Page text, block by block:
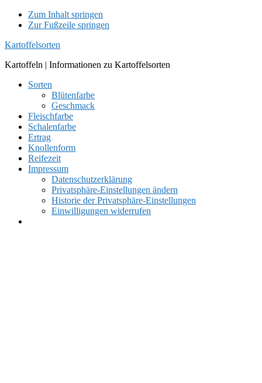
Zum Inhalt springen
Zur Fußzeile springen
Kartoffelsorten
Kartoffeln | Informationen zu Kartoffelsorten
Sorten
Blütenfarbe
Geschmack
Fleischfarbe
Schalenfarbe
Ertrag
Knollenform
Reifezeit
Impressum
Datenschutzerklärung
Privatsphäre-Einstellungen ändern
Historie der Privatsphäre-Einstellungen
Einwilligungen widerrufen